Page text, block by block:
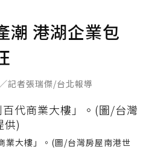
潮 港湖企業包
記者張瑞傑/台北報導
業大樓」。(圖/台灣房屋南港世